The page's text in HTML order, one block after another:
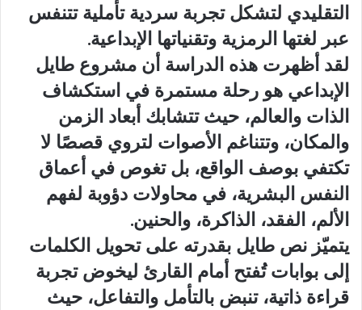
التقليدي لتشكل تجربة سردية تأملية تتنفس
عبر لغتها الرمزية وتقنياتها الإبداعية.
لقد أظهرت هذه الدراسة أن مشروع طايل
الإبداعي هو رحلة مستمرة في استكشاف
الذات والعالم، حيث تتشابك أبعاد الزمن
والمكان، وتتناغم الأصوات لتروي قصصًا لا
تكتفي بوصف الواقع، بل تغوص في أعماق
النفس البشرية، في محاولات دؤوبة لفهم
الألم، الفقد، الذاكرة، والحنين.
يتميّز نص طايل بقدرته على تحويل الكلمات
إلى بوابات تُفتح أمام القارئ ليخوض تجربة
قراءة ذاتية، تنبض بالتأمل والتفاعل، حيث